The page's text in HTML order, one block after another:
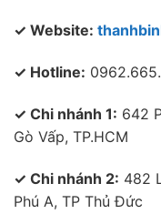
✓ Website:
✓ Hotline:
✓ Chi nhánh 1: 642
Gò Vấp, TP.HCM
✓ Chi nhánh 2: 482
Phú A, TP Thủ Đức